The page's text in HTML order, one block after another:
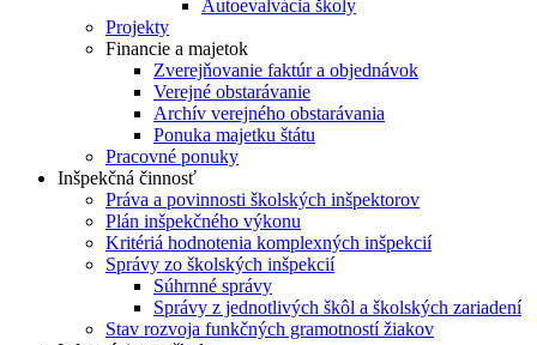
Autoevalvácia školy
Projekty
Financie a majetok
Zverejňovanie faktúr a objednávok
Verejné obstarávanie
Archív verejného obstarávania
Ponuka majetku štátu
Pracovné ponuky
Inšpekčná činnosť
Práva a povinnosti školských inšpektorov
Plán inšpekčného výkonu
Kritériá hodnotenia komplexných inšpekcií
Správy zo školských inšpekcií
Súhrnné správy
Správy z jednotlivých škôl a školských zariadení
Stav rozvoja funkčných gramotností žiakov